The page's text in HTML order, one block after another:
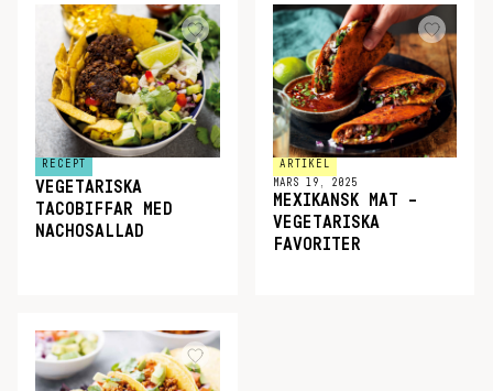
RECEPT
VEGETARISKA
TACOBIFFAR MED
NACHOSALLAD
ARTIKEL
MARS 19, 2025
MEXIKANSK MAT –
VEGETARISKA
FAVORITER